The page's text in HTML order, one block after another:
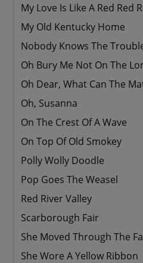
My Love Is Like A Red Red
My Old Kentucky Home
Nobody Knows The
Oh Bury Me Not On The
Oh Dear, What Can The
Oh, Susanna
On The Crest Of A Wave
On Top Of Old Smokey
Polly Wolly Doodle
Pop Goes The Weasel
Red River Valley
Scarborough Fair
She Moved Through The
She Wore A Yellow